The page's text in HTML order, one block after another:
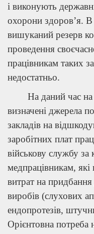
і виконують
охорони здоров’я.
вишуканий резерв
проведення
працівникам таких
недостатньо.
На даний час на
визначені джерела
закладів на
заробітних плат
військову службу за
медпрацівникам,
витрат на
виробів (слухових
ендопротезів,
Орієнтовна потреба